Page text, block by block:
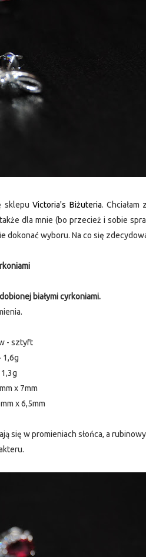
sklepuVictoria's Biżuteria. Chciałam
dla mnie (bo przecież i sobie
dokonać wyboru. Na co się
białymi cyrkoniami.
- sztyft
1,6g
x 7mm
x 6,5mm
się w promieniach słońca, a